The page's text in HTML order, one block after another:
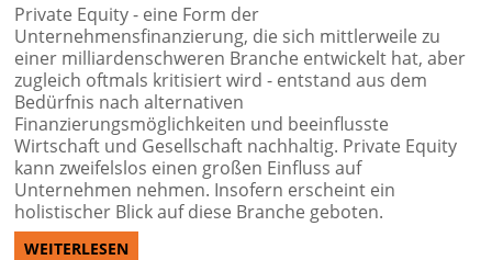
Private Equity - eine Form der
Unternehmensfinanzierung, die sich mittlerweile zu
einer milliardenschweren Branche entwickelt hat, aber
zugleich oftmals kritisiert wird - entstand aus dem
Bedürfnis nach alternativen
Finanzierungsmöglichkeiten und beeinflusste
Wirtschaft und Gesellschaft nachhaltig. Private Equity
kann zweifelslos einen großen Einfluss auf
Unternehmen nehmen. Insofern erscheint ein
holistischer Blick auf diese Branche geboten.
WEITERLESEN